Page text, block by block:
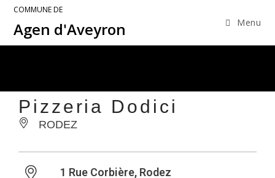
COMMUNE DE
Agen d'Aveyron Menu
Pizzeria Dodici
RODEZ
1 Rue Corbière, Rodez